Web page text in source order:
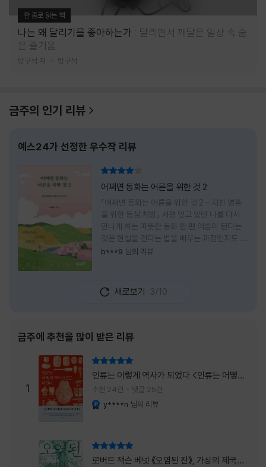
한 줄로 읽는 책
나는 왜 달리기를 좋아하는가
달리면서 깨달은 일상 속 숨
은 즐거움
방구석 저 방구석
금주의 인기 리뷰
예스24가 선정한 우수작 리뷰
어쩌면 동화는 어른을 위한 것 2
『어쩌면 동화는 어른을 위한 것 2 – 지친 영혼
을 위한 동심 처방』 서평 잊고 있던 나를 다시
만나게 하는 따뜻한 동화 한 편 어른이 된다는
것은 현실을 견디는 법을 배우는 과정인지도 모
른다. 해야 할 일은 늘어나고, 책임은 무거워지
효율과 성과를 먼저 생각하는 사람이 되어간다.
『어쩌면 동화는 어른을 위한 것 2 – 지친 영혼
목을 보았을 때는 동화를 다시 읽는 감성 에세
이 정도로 생각했다. 하지만 책장을 넘길수록
깨닫게 된다. 동화는 아이들만을 위한 이야기가
아니라, 삶에 지친 어른들의 마음을 치유하는
가장 순수한 언어라는 사실을 말이다. 이 책은
익숙한
b***9 님의 리뷰
새로보기 3/10
금주에 추천을 많이 받은 리뷰
1
인류는 이렇게 역사가 되었다 <인류는 어떻게
역사가 되었나>
추천 24건 댓글 25건
y****n 님의 리뷰
로버트 잭슨 베넷 《오염된 잔》, 가상의 제국이